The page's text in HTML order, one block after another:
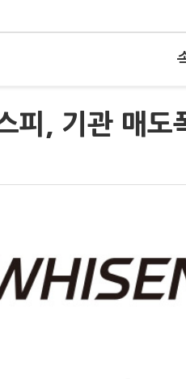
피, 기관 매도